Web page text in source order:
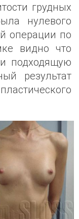
грудных
нулевого
операции по
видно что
подходящую
результат